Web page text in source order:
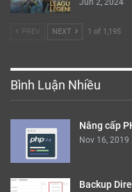
Jun 2, 2024
PREV NEXT 1 of 1,195
Bình Luận Nhiều
Nâng cấp
Nov 16, 2019
Backup